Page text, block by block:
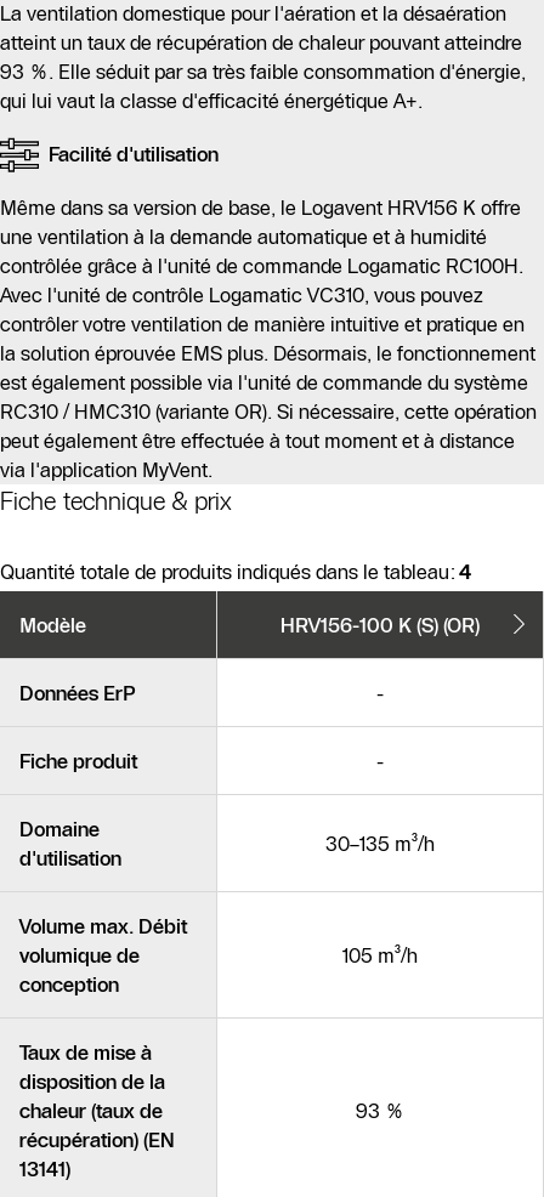
La ventilation domestique pour l'aération et la désaération
atteint un taux de récupération de chaleur pouvant atteindre
93 %. Elle séduit par sa très faible consommation d'énergie,
qui lui vaut la classe d'efficacité énergétique A+.
Facilité d'utilisation
Même dans sa version de base, le Logavent HRV156 K offre
une ventilation à la demande automatique et à humidité
contrôlée grâce à l'unité de commande Logamatic RC100H.
Avec l'unité de contrôle Logamatic VC310, vous pouvez
contrôler votre ventilation de manière intuitive et pratique en
la solution éprouvée EMS plus. Désormais, le fonctionnement
est également possible via l'unité de commande du système
RC310 / HMC310 (variante OR). Si nécessaire, cette opération
peut également être effectuée à tout moment et à distance
via l'application MyVent.
Fiche technique & prix
Quantité totale de produits indiqués dans le tableau: 4
produits
Modèle HRV156-100 K (S) (OR)
Données ErP -
Fiche produit -
Domaine
d'utilisation
30–135 m³/h
Volume max. Débit
volumique de
conception
105 m³/h
Taux de mise à
disposition de la
chaleur (taux de
récupération) (EN
13141)
93 %